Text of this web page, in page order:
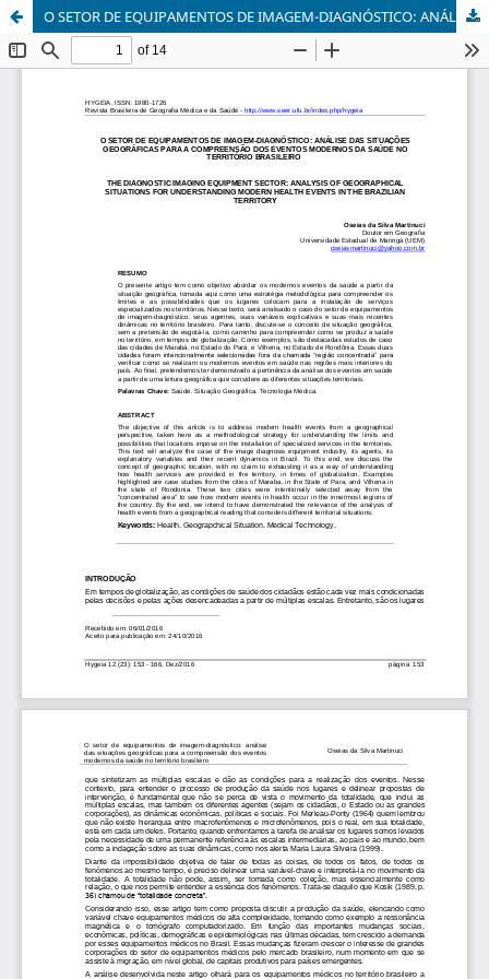
O SETOR DE EQUIPAMENTOS DE IMAGEM-DIAGNÓSTICO: ANÁLISE DAS SITUAÇÕES GEOGRÁFICAS PARA A COMPREENSÃO DOS EVENTOS MODERNOS DA SAÚDE NO TERRITÓRIO BRASILEIRO